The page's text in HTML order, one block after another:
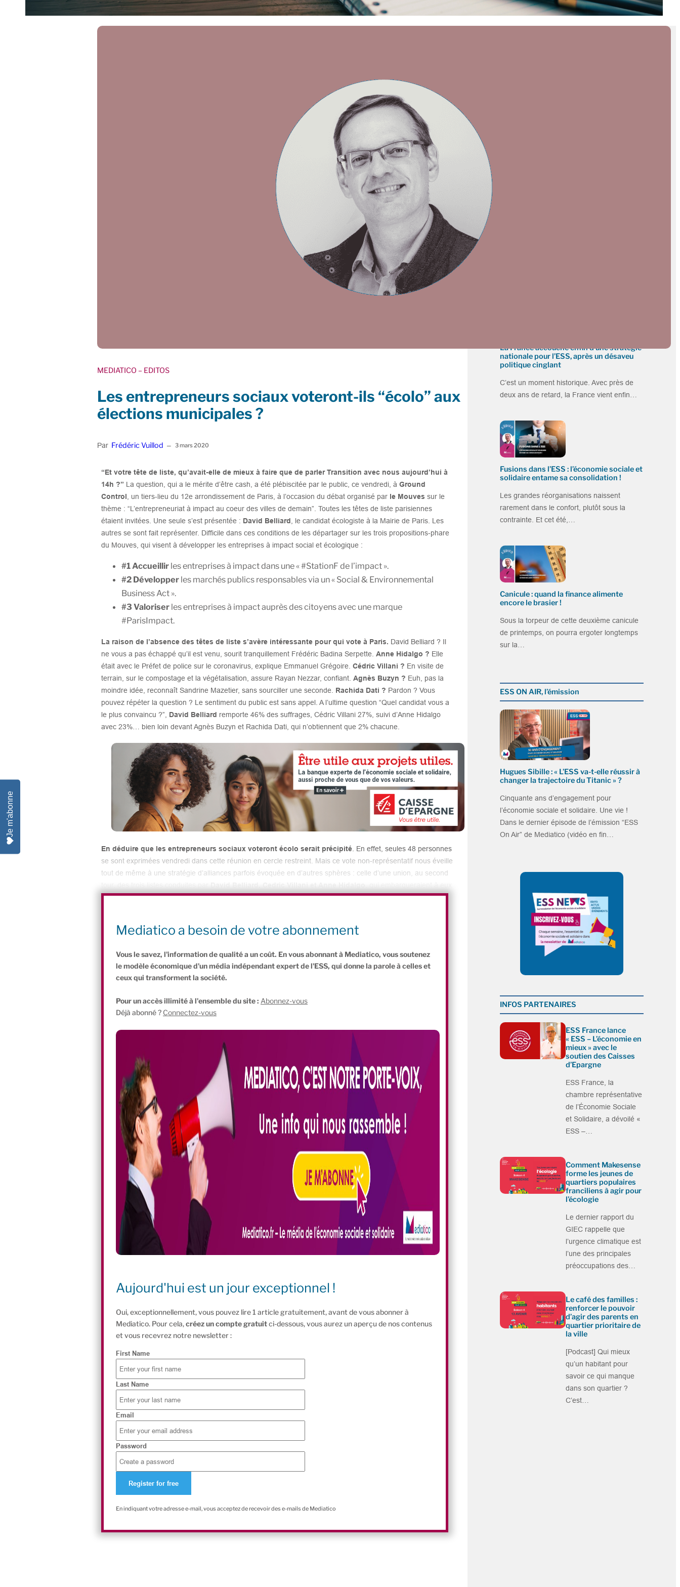
MEDIATICO – EDITOS
Les entrepreneurs sociaux voteront-ils “écolo” aux
élections municipales ?
Par Frédéric Vuillod – 3 mars 2020
“Et votre tête de liste, qu’avait-elle de mieux à faire que de parler Transition avec nous aujourd’hui à
14h ?” La question, qui a le mérite d’être cash, a été plébiscitée par le public, ce vendredi, à Ground
Control , un tiers-lieu du 12e arrondissement de Paris, à l’occasion du débat organisé par le Mouves sur le
thème : “L’entrepreneuriat à impact au coeur des villes de demain”. Toutes les têtes de liste parisiennes
étaient invitées. Une seule s’est présentée : David Belliard , le candidat écologiste à la Mairie de Paris. Les
autres se sont fait représenter. Difficile dans ces conditions de les départager sur les trois propositions-phare
du Mouves, qui visent à développer les entreprises à impact social et écologique :
#1 Accueillir les entreprises à impact dans une « #StationF de l’impact ».
#2 Développer les marchés publics responsables via un « Social & Environnemental
Business Act ».
#3 Valoriser les entreprises à impact auprès des citoyens avec une marque
#ParisImpact.
La raison de l’absence des têtes de liste s’avère intéressante pour qui vote à Paris. David Belliard ? Il
ne vous a pas échappé qu’il est venu, sourit tranquillement Frédéric Badina Serpette. Anne Hidalgo ? Elle
était avec le Préfet de police sur le coronavirus, explique Emmanuel Grégoire. Cédric Villani ? En visite de
terrain, sur le compostage et la végétalisation, assure Rayan Nezzar, confiant. Agnès Buzyn ? Euh, pas la
moindre idée, reconnaît Sandrine Mazetier, sans sourciller une seconde. Rachida Dati ? Pardon ? Vous
pouvez répéter la question ? Le sentiment du public est sans appel. A l’ultime question “Quel candidat vous a
le plus convaincu ?”, David Belliard remporte 46% des suffrages, Cédric Villani 27%, suivi d’Anne Hidalgo
avec 23%… bien loin devant Agnès Buzyn et Rachida Dati, qui n’obtiennent que 2% chacune.
En déduire que les entrepreneurs sociaux voteront écolo serait précipité . En effet, seules 48 personnes
se sont exprimées vendredi dans cette réunion en cercle restreint. Mais ce vote non-représentatif nous éveille
tout de même à une stratégie d’alliances parfois évoquée en d’autres sphères : celle d’une union, au second
trois 96% de la confiance des entrepreneurs sociaux. Les deux premiers pourraient toutefois très bien se
écologistes semblent avoir pris un peu d’avance.
Mediatico a besoin de votre abonnement
Vous le savez, l'information de qualité a un coût. En vous abonnant à Mediatico, vous soutenez
le modèle économique d'un média indépendant expert de l'ESS, qui donne la parole à celles et
ceux qui transforment la société.
Pour un accès illimité à l'ensemble du site : Abonnez-vous
Déjà abonné ? Connectez-vous
Aujourd'hui est un jour exceptionnel !
Oui, exceptionnellement, vous pouvez lire 1 article gratuitement, avant de vous abonner à
Mediatico. Pour cela,créez un compte gratuitci-dessous, vous aurez un aperçu de nos contenus
et vous recevrez notre newsletter :
First Name
Last Name
Email
Password
En indiquant votre adresse e-mail, vous acceptez de recevoir des e-mails de Mediatico
La France accouche enfin d’une stratégie
nationale pour l’ESS, après un désaveu
politique cinglant
C’est un moment historique. Avec près de
deux ans de retard, la France vient enfin…
Fusions dans l’ESS : l’économie sociale et
solidaire entame sa consolidation !
Les grandes réorganisations naissent
rarement dans le confort, plutôt sous la
contrainte. Et cet été,…
Canicule : quand la finance alimente
encore le brasier !
Sous la torpeur de cette deuxième canicule
de printemps, on pourra ergoter longtemps
sur la…
ESS ON AIR, l’émission
Hugues Sibille : « L’ESS va-t-elle réussir à
changer la trajectoire du Titanic » ?
Cinquante ans d’engagement pour
l’économie sociale et solidaire. Une vie !
Dans le dernier épisode de l’émission “ESS
On Air” de Mediatico (vidéo en fin…
INFOS PARTENAIRES
ESS France lance
« ESS – L’économie en
mieux » avec le
soutien des Caisses
d’Epargne
ESS France, la
chambre représentative
de l’Économie Sociale
et Solidaire, a dévoilé «
ESS –…
Comment Makesense
forme les jeunes de
quartiers populaires
franciliens à agir pour
l’écologie
Le dernier rapport du
GIEC rappelle que
l’urgence climatique est
l’une des principales
préoccupations des…
Le café des familles :
renforcer le pouvoir
d’agir des parents en
quartier prioritaire de
la ville
[Podcast] Qui mieux
qu’un habitant pour
savoir ce qui manque
dans son quartier ?
C’est…
Je m'abonne